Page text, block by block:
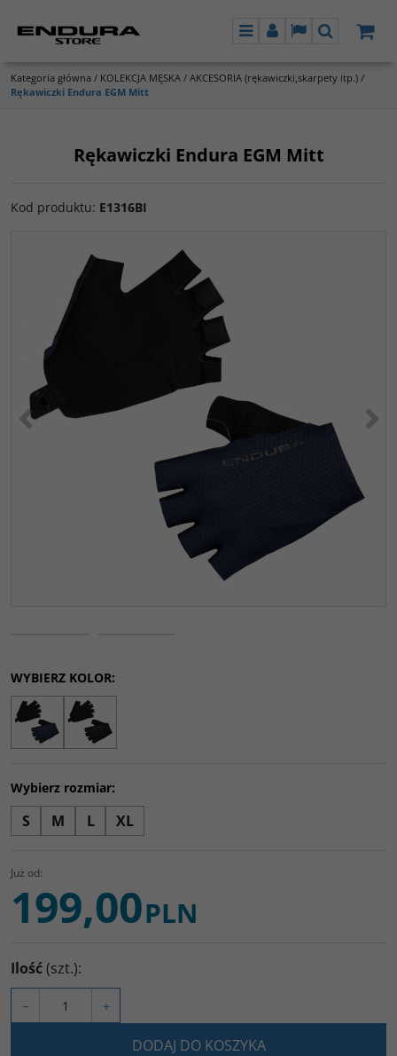
MenuPanel LangSzukaj
Kategoria główna / KOLEKCJA MĘSKA / AKCESORIA (rękawiczki,skarpety itp.) /
Rękawiczki Endura EGM Mitt
Rękawiczki Endura EGM Mitt
Kod produktu: E1316BI
<
WYBIERZ KOLOR:
Wybierz rozmiar:
S M L XL
Już od:
199,00PLN
Ilość(szt.):
− +
DODAJ DO KOSZYKA